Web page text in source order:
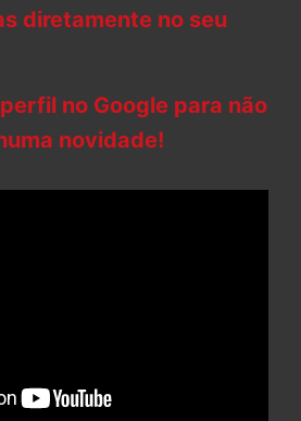
diretamente no seu
no Google para não
novidade!